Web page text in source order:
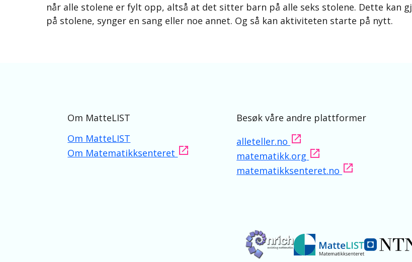
når alle stolene er fylt opp, altså at det sitter barn på alle seks stolene. Dette kan
på stolene, synger en sang eller noe annet. Og så kan aktiviteten starte på nytt.
Om MatteLIST
Om MatteLIST
Om Matematikksenteret
Besøk våre andre plattformer
alleteller.no
matematikk.org
matematikksenteret.no